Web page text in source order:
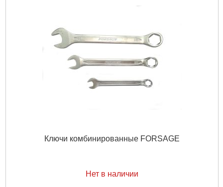
Ключи комбинированные FORSAGE
Нет в наличии